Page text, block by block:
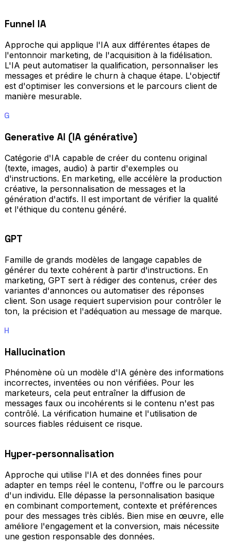
Funnel IA
Approche qui applique l'IA aux différentes étapes de
l'entonnoir marketing, de l'acquisition à la fidélisation.
L'IA peut automatiser la qualification, personnaliser les
messages et prédire le churn à chaque étape. L'objectif
est d'optimiser les conversions et le parcours client de
manière mesurable.
G
Generative AI (IA générative)
Catégorie d'IA capable de créer du contenu original
(texte, images, audio) à partir d'exemples ou
d'instructions. En marketing, elle accélère la production
créative, la personnalisation de messages et la
génération d'actifs. Il est important de vérifier la qualité
et l'éthique du contenu généré.
GPT
Famille de grands modèles de langage capables de
générer du texte cohérent à partir d'instructions. En
marketing, GPT sert à rédiger des contenus, créer des
variantes d'annonces ou automatiser des réponses
client. Son usage requiert supervision pour contrôler le
ton, la précision et l'adéquation au message de marque.
H
Hallucination
Phénomène où un modèle d'IA génère des informations
incorrectes, inventées ou non vérifiées. Pour les
marketeurs, cela peut entraîner la diffusion de
messages faux ou incohérents si le contenu n'est pas
contrôlé. La vérification humaine et l'utilisation de
sources fiables réduisent ce risque.
Hyper-personnalisation
Approche qui utilise l'IA et des données fines pour
adapter en temps réel le contenu, l'offre ou le parcours
d'un individu. Elle dépasse la personnalisation basique
en combinant comportement, contexte et préférences
pour des messages très ciblés. Bien mise en œuvre, elle
améliore l'engagement et la conversion, mais nécessite
une gestion responsable des données.